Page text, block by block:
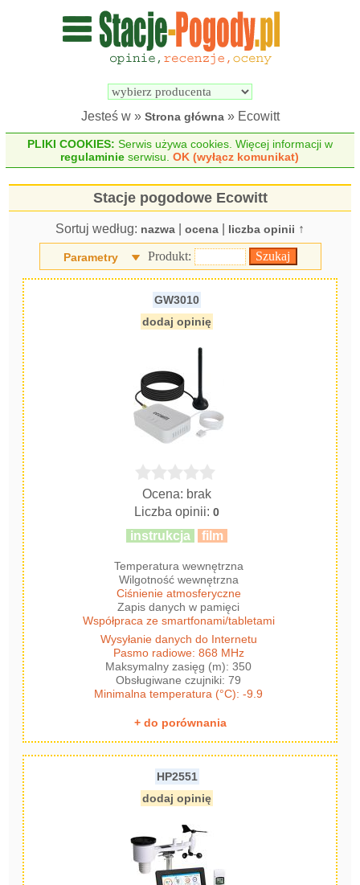
Wyszukiwarka
pogodowych
Jesteś w » Strona główna» Ecowitt
PLIKI COOKIES: Serwis używa cookies. Więcej informacji w
regulaminie serwisu.OK (wyłącz komunikat)
Stacje pogodowe Ecowitt
Sortuj według: nazwa ocena liczba opinii ↑
Parametry Produkt:
GW3010
dodaj opinię
Ocena: brak
Liczba opinii:0
instrukcja film
Temperatura wewnętrzna
Wilgotność wewnętrzna
Ciśnienie atmosferyczne
Zapis danych w pamięci
Współpraca ze smartfonami/tabletami
Wysyłanie danych do Internetu
Pasmo radiowe: 868 MHz
Maksymalny zasięg (m): 350
Obsługiwane czujniki: 79
Minimalna temperatura (°C): -9.9
+ do porównania
HP2551
dodaj opinię